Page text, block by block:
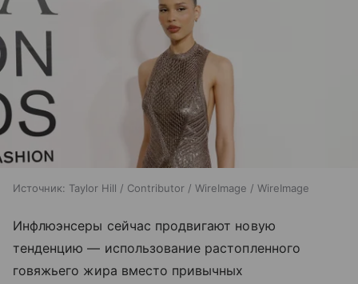
Источник: Taylor Hill / Contributor / WireImage / WireImage
Инфлюэнсеры сейчас продвигают новую
тенденцию — использование растопленного
говяжьего жира вместо привычных